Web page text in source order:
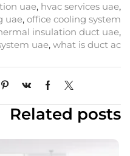
uae, hvac services uae,
uae, office cooling system
insulation duct uae,
uae, what is duct ac
Related posts